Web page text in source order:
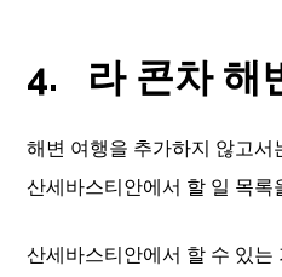
4. 라 콘차 해
해변 여행을 추가하지 않고서
산세바스티안에서 할 일 목록
산세바스티안에서 할 수 있는